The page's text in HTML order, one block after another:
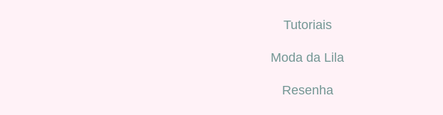
Tutoriais
Moda da Lila
Resenha